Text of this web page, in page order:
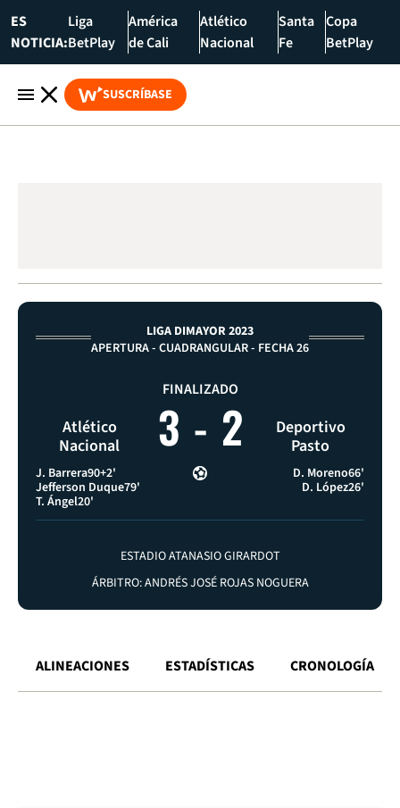
ES
NOTICIA:
Liga
BetPlay
América
de Cali
Atlético
Nacional
Santa
Fe
Copa
BetPlay
SUSCRÍBASE
LIGA DIMAYOR 2023
APERTURA - CUADRANGULAR - FECHA 26
Atlético
Nacional
FINALIZADO
3 - 2
Deportivo
Pasto
J. Barrera90+2'
Jefferson Duque79'
T. Ángel20'
D. Moreno66'
D. López26'
ESTADIO ATANASIO GIRARDOT
ÁRBITRO: ANDRÉS JOSÉ ROJAS NOGUERA
ALINEACIONES ESTADÍSTICAS CRONOLOGÍA